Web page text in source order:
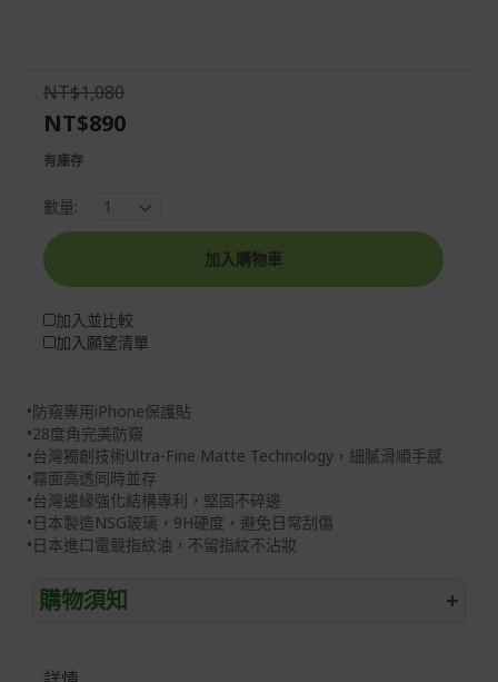
images
gallery
the
images
•防窺專用iPhone保護貼
•28度角完美防窺
•台灣獨創技術Ultra-Fine Matte Technology，細膩滑順手感
•霧面高透同時並存
•台灣邊緣強化結構專利，堅固不碎邊
•日本製造NSG玻璃，9H硬度，避免日常刮傷
•日本進口電競指紋油，不留指紋不沾妝
購物須知 +
NT$1,080
NT$890
有庫存
數量:
加入購物車
加入並比較
加入願望清單